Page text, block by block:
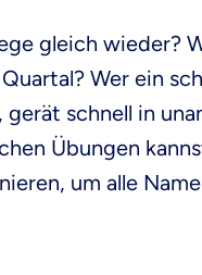
gleich wieder?
Wer ein
schnell in
Übungen
um alle